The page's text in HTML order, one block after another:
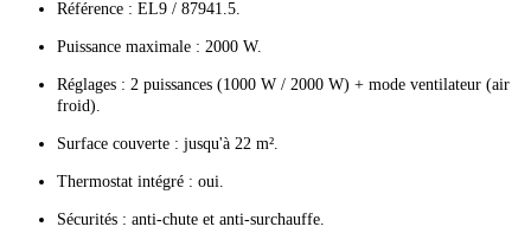
Référence : EL9 / 87941.5.
Puissance maximale : 2000 W.
Réglages : 2 puissances (1000 W / 2000 W) + mode ventilateur (air
froid).
Surface couverte : jusqu'à 22 m².
Thermostat intégré : oui.
Sécurités : anti-chute et anti-surchauffe.